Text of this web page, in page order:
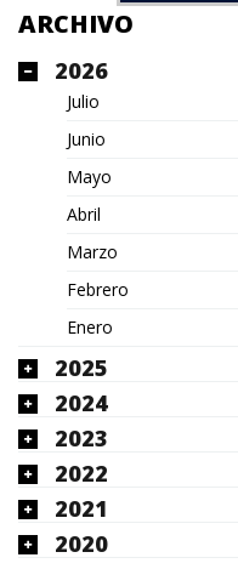
ARCHIVO
2026
Julio
Junio
Mayo
Abril
Marzo
Febrero
Enero
2025
2024
2023
2022
2021
2020